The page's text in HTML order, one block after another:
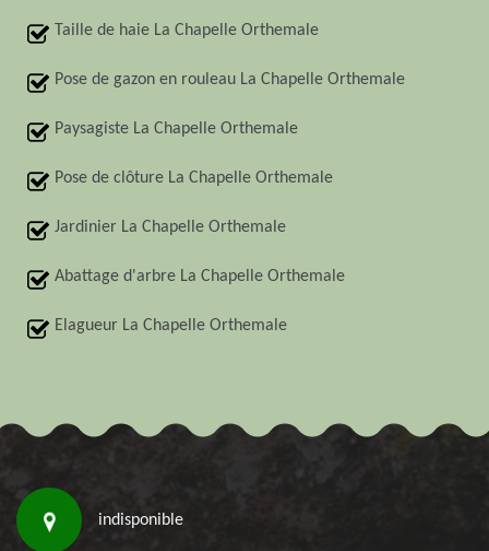
Taille de haie La Chapelle Orthemale
Pose de gazon en rouleau La Chapelle Orthemale
Paysagiste La Chapelle Orthemale
Pose de clôture La Chapelle Orthemale
Jardinier La Chapelle Orthemale
Abattage d'arbre La Chapelle Orthemale
Elagueur La Chapelle Orthemale
indisponible